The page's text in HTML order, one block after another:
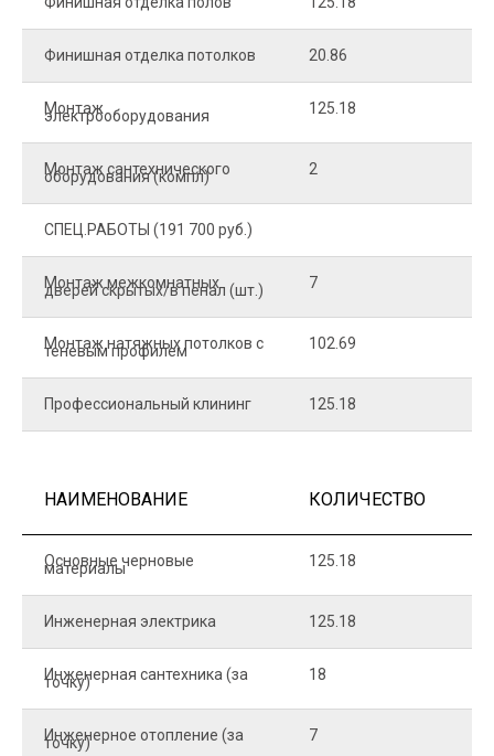
Финишная отделка потолков 20.86
Монтаж
электрооборудования 125.18
Монтаж сантехнического
оборудования (компл) 2
СПЕЦ.РАБОТЫ (191 700 руб.)
Монтаж межкомнатных
дверей скрытых/в пенал (шт.) 7
Монтаж натяжных потолков с
теневым профилем 102.69
Профессиональный клининг 125.18
НАИМЕНОВАНИЕ КОЛИЧЕСТВО
Основные черновые
материалы 125.18
Инженерная электрика 125.18
Инженерная сантехника (за
точку) 18
Инженерное отопление (за
точку) 7